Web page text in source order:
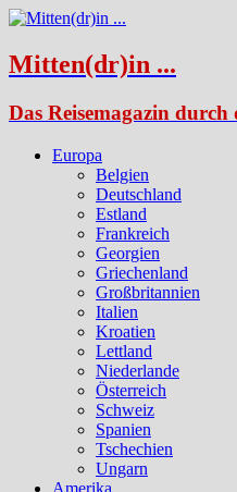
Mitten(dr)in ...
Das Reisemagazin durch
Europa
Belgien
Deutschland
Estland
Frankreich
Georgien
Griechenland
Großbritannien
Italien
Kroatien
Lettland
Niederlande
Österreich
Schweiz
Spanien
Tschechien
Ungarn
Amerika